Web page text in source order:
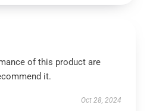
of this product are
it.
Oct 28, 2024